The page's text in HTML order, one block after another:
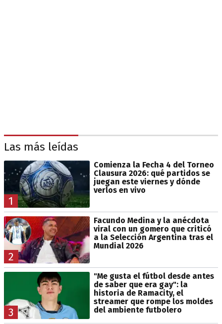
Las más leídas
1
Comienza la Fecha 4 del Torneo
Clausura 2026: qué partidos se
juegan este viernes y dónde
verlos en vivo
2
Facundo Medina y la anécdota
viral con un gomero que criticó
a la Selección Argentina tras el
Mundial 2026
3
"Me gusta el fútbol desde antes
de saber que era gay": la
historia de Ramacity, el
streamer que rompe los moldes
del ambiente futbolero